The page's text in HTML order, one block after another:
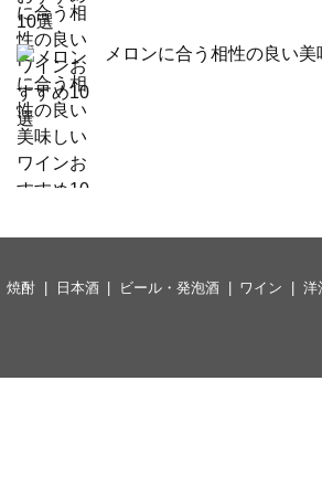
メロンに合う相性の良い
焼酎 日本酒 ビール・発泡酒 ワイン 洋